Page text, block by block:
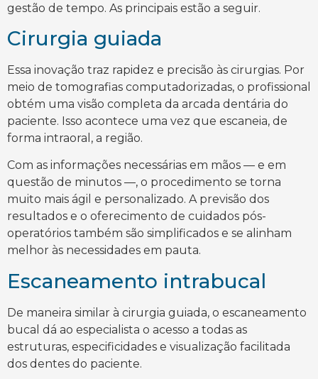
gestão de tempo. As principais estão a seguir.
Cirurgia guiada
Essa inovação traz rapidez e precisão às cirurgias. Por
meio de tomografias computadorizadas, o profissional
obtém uma visão completa da arcada dentária do
paciente. Isso acontece uma vez que escaneia, de
forma intraoral, a região.
Com as informações necessárias em mãos — e em
questão de minutos —, o procedimento se torna
muito mais ágil e personalizado. A previsão dos
resultados e o oferecimento de cuidados pós-
operatórios também são simplificados e se alinham
melhor às necessidades em pauta.
Escaneamento intrabucal
De maneira similar à cirurgia guiada, o escaneamento
bucal dá ao especialista o acesso a todas as
estruturas, especificidades e visualização facilitada
dos dentes do paciente.